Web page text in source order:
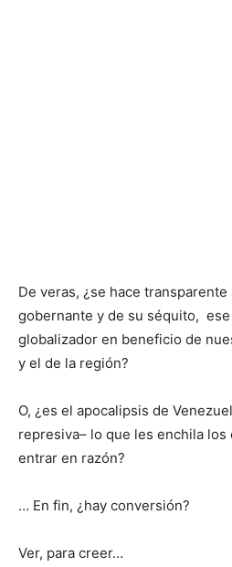
De veras, ¿se hace
gobernante y de su séquito,
globalizador en beneficio de
y el de la región?
O, ¿es el apocalipsis de
represiva– lo que les enchila los
entrar en razón?
… En fin, ¿hay conversión?
Ver, para creer…